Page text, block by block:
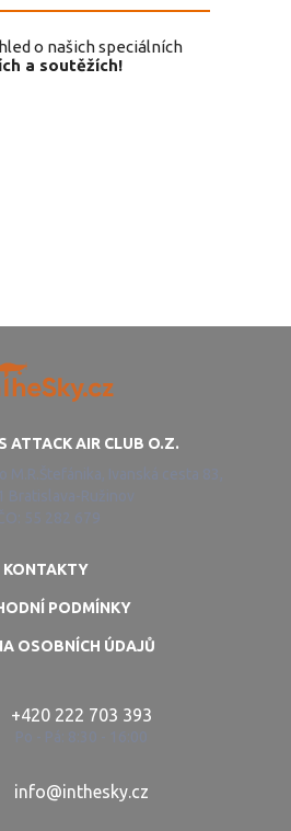
o našich speciálních
a soutěžích!
ATTACK AIR CLUB O.Z.
M.R.Štefánika, Ivanská cesta 83,
Bratislava-Ružinov
55 282 679
KONTAKTY
PODMÍNKY
OSOBNÍCH ÚDAJŮ
+420 222 703 393
Po - Pá: 8:30 - 16:00
info@inthesky.cz